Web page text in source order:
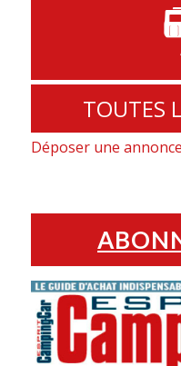
TOUTES
Déposer une annonce